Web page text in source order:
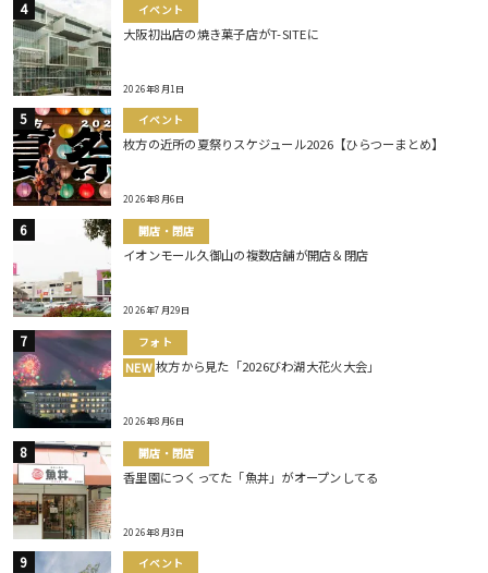
イベント
大阪初出店の焼き菓子店がT-SITEに
2026年8月1日
イベント
枚方の近所の夏祭りスケジュール2026【ひらつーまとめ】
2026年8月6日
開店・閉店
イオンモール久御山の複数店舗が開店＆閉店
2026年7月29日
フォト
NEW 枚方から見た「2026びわ湖大花火大会」
2026年8月6日
開店・閉店
香里園につくってた「魚丼」がオープンしてる
2026年8月3日
イベント